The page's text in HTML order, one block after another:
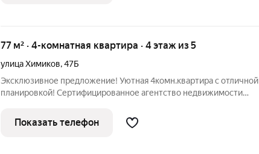
77 м² · 4-комнатная квартира · 4 этаж из 5
улица Химиков,47Б
Эксклюзивное предложение! Уютная 4комн.квартира с отличной
планировкой! Сертифицированное агентство недвижимости
квартиру на 4 этаже 5 этажного кирпичного дома 1984 года
постройки в м/р-не
Показать телефон